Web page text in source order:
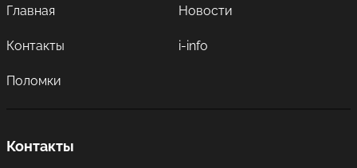
Главная Новости
Контакты i-info
Поломки
Контакты